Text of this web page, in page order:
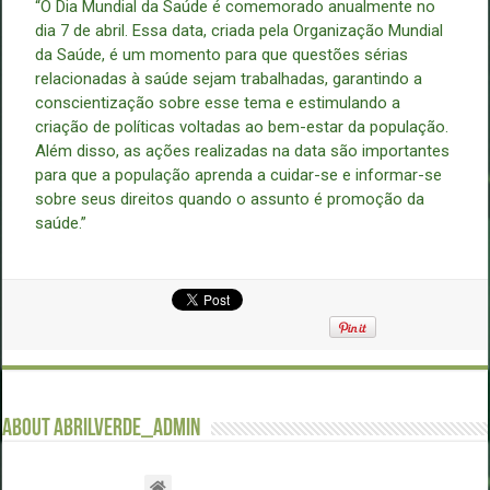
“O Dia Mundial da Saúde é comemorado anualmente no
dia 7 de abril. Essa data, criada pela Organização Mundial
da Saúde, é um momento para que questões sérias
relacionadas à saúde sejam trabalhadas, garantindo a
conscientização sobre esse tema e estimulando a
criação de políticas voltadas ao bem-estar da população.
Além disso, as ações realizadas na data são importantes
para que a população aprenda a cuidar-se e informar-se
sobre seus direitos quando o assunto é promoção da
saúde.”
About abrilverde_admin